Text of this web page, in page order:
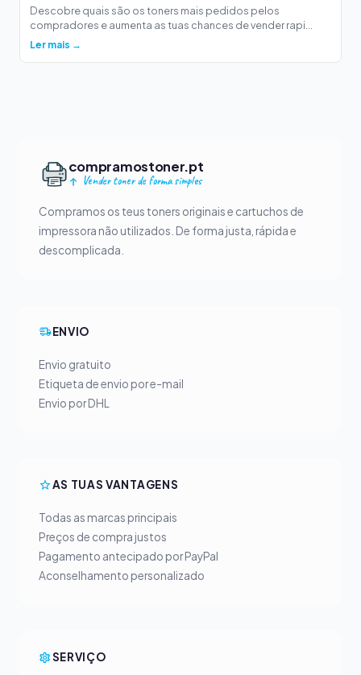
Descobre quais são os toners mais pedidos pelos
compradores e aumenta as tuas chances de vender rapi...
Ler mais →
compramostoner.pt
Vender toner de forma simples
Compramos os teus toners originais e cartuchos de
impressora não utilizados. De forma justa, rápida e
descomplicada.
ENVIO
Envio gratuito
Etiqueta de envio por e-mail
Envio por DHL
AS TUAS VANTAGENS
Todas as marcas principais
Preços de compra justos
Pagamento antecipado por PayPal
Aconselhamento personalizado
SERVIÇO